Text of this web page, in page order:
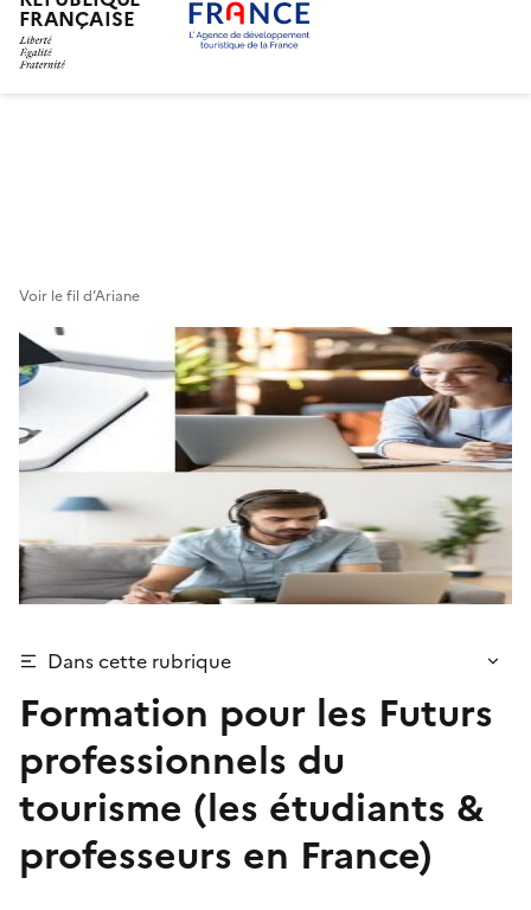
FRANÇAISE
Voir le fil d’Ariane
Dans cette rubrique
Formation pour les Futurs
professionnels du
tourisme (les étudiants &
professeurs en France)